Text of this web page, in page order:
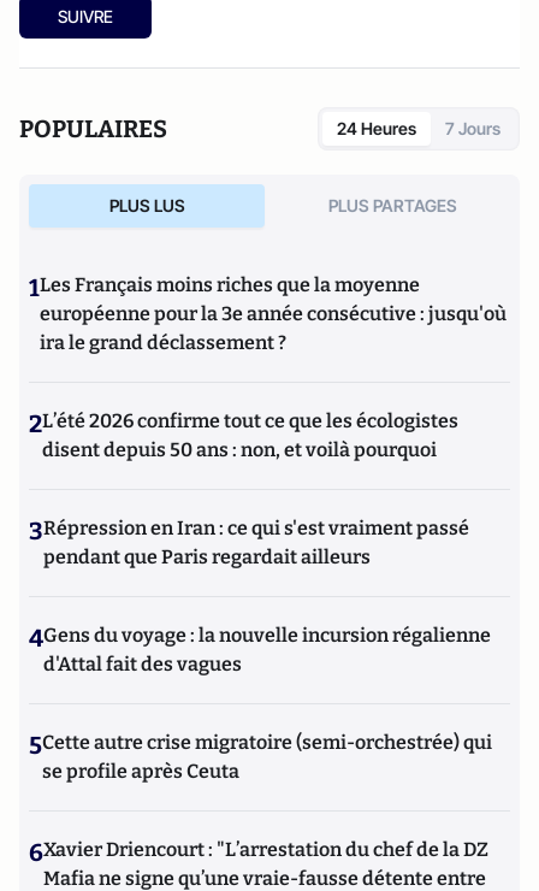
Sorbonne. Il a exercé les fonctions de délégué
interministériel aux usages de l’Internet auprès du
les citoyens. Il a coordonné la première conférence
Présidence Française de l’Union européenne de 2008. Il a
été le conseiller de la Délégation Française au Sommet des
Nations unies sur la Société de l’Information (2003-2006). Il
technologies sur les administrations à l’Ena en 1998. Enfin, il
a été le concepteur de « Passeport pour le Cybermonde », la
première exposition entièrement en réseau créée à la Cité
des Sciences et de l’Industrie en 1997.
SUIVRE
POPULAIRES 24 Heures 7 Jours
PLUS LUS PLUS PARTAGES
1Les Français moins riches que la moyenne
européenne pour la 3e année consécutive : jusqu'où
ira le grand déclassement ?
2L’été 2026 confirme tout ce que les écologistes
disent depuis 50 ans : non, et voilà pourquoi
3Répression en Iran : ce qui s'est vraiment passé
pendant que Paris regardait ailleurs
4Gens du voyage : la nouvelle incursion régalienne
d'Attal fait des vagues
5Cette autre crise migratoire (semi-orchestrée) qui
se profile après Ceuta
6Xavier Driencourt : "L’arrestation du chef de la DZ
Mafia ne signe qu’une vraie-fausse détente entre